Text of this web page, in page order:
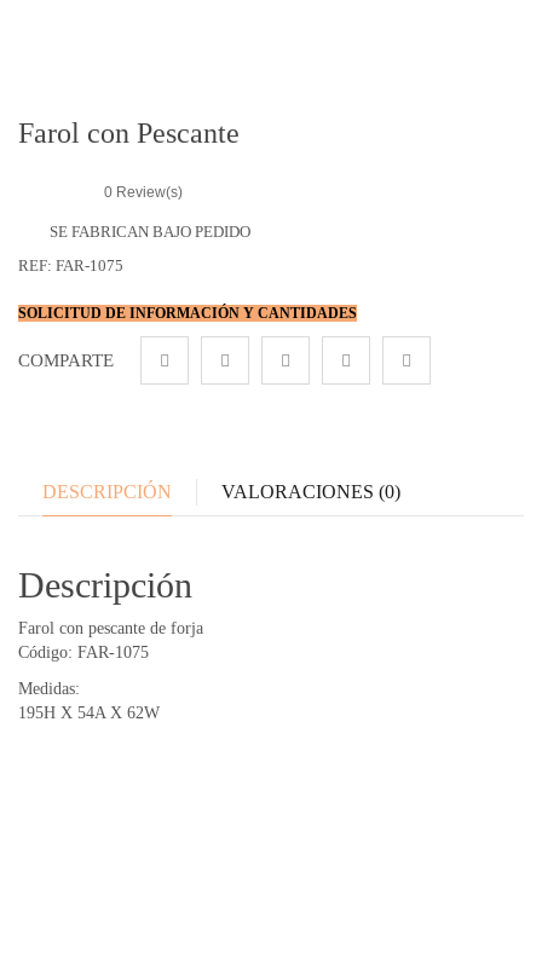
Farol con Pescante
0 Review(s)
SE FABRICAN BAJO PEDIDO
REF: FAR-1075
SOLICITUD DE INFORMACIÓN Y CANTIDADES
COMPARTE
DESCRIPCIÓN VALORACIONES (0)
Descripción
Farol con pescante de forja
Código: FAR-1075
Medidas:
195H X 54A X 62W